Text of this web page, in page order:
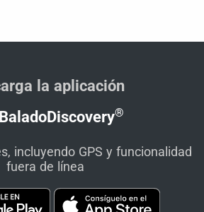
la aplicación
BaladoDiscovery®
incluyendo GPS y funcionalidad
fuera de línea